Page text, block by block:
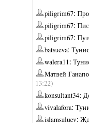
piligrim67:
piligrim67:
piligrim67:
batsueva:
walera11:
Матвей
13:22)
konsultant34:
vivalafora:
islamsuluev: